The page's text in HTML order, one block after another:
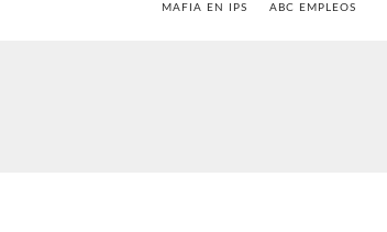
MAFIA EN IPS ABC EMPLEOS